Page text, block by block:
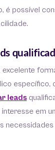
é possível
excelente
específico,
leads
em
necessidades